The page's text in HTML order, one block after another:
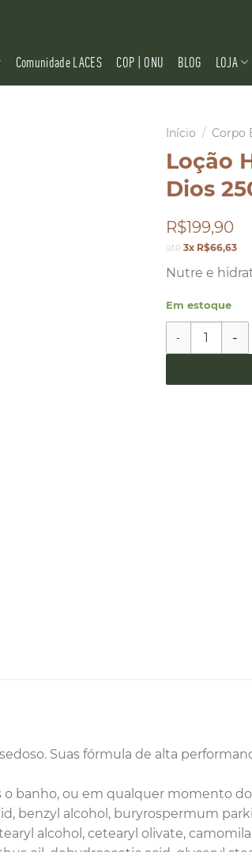
Comunidade LACES COP | ONU BLOG LOJA
Início / Corpo
Loção
Dios
R$199,90
até 3x R$66,63
Nutre e
Em estoque
Loção
Suas fórmula de alta
banho, ou em qualquer momento
benzyl alcohol, buryrospermum
alcohol, cetearyl olivate,